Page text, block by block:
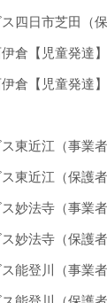
四日市芝田（保
倉【児童発達】
倉【児童発達】
東近江（事業者
東近江（保護者
妙法寺（事業者
妙法寺（保護者
能登川（事業者